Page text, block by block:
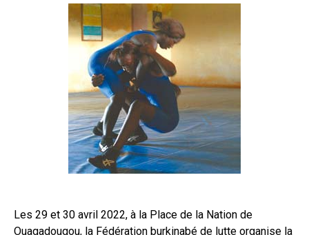
Les 29 et 30 avril 2022, à la Place de la Nation de
Ouagadougou, la Fédération burkinabé de lutte organise la